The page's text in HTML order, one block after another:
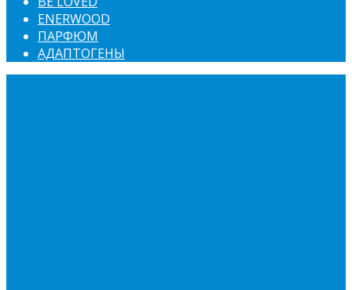
ENERWOOD
ПАРФЮМ
АДАПТОГЕНЫ